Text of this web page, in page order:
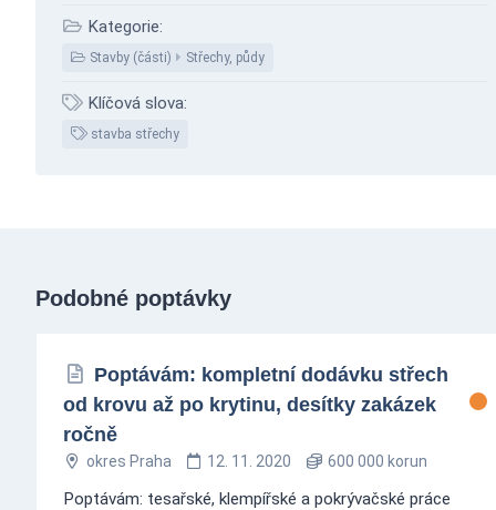
Kategorie:
Stavby (části) Střechy, půdy
Klíčová slova:
stavba střechy
Podobné poptávky
Poptávám: kompletní dodávku střech
od krovu až po krytinu, desítky zakázek
ročně
okres Praha 12. 11. 2020 600 000 korun
Poptávám: tesařské, klempířské a pokrývačské práce